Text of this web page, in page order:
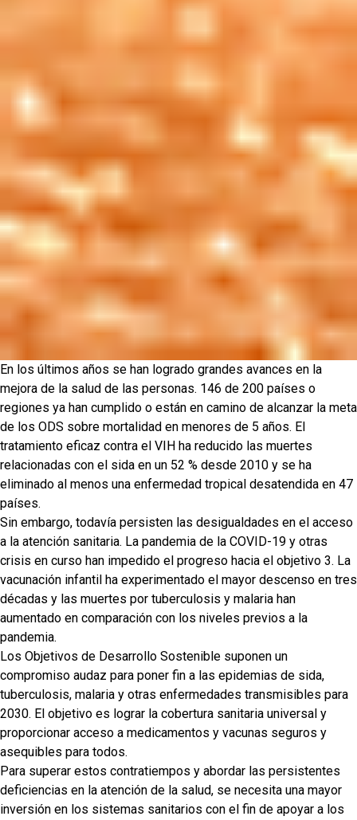
En los últimos años se han logrado grandes avances en la
mejora de la salud de las personas. 146 de 200 países o
regiones ya han cumplido o están en camino de alcanzar la meta
de los ODS sobre mortalidad en menores de 5 años. El
tratamiento eficaz contra el VIH ha reducido las muertes
relacionadas con el sida en un 52 % desde 2010 y se ha
eliminado al menos una enfermedad tropical desatendida en 47
países.
Sin embargo, todavía persisten las desigualdades en el acceso
a la atención sanitaria. La pandemia de la COVID-19 y otras
crisis en curso han impedido el progreso hacia el objetivo 3. La
vacunación infantil ha experimentado el mayor descenso en tres
décadas y las muertes por tuberculosis y malaria han
aumentado en comparación con los niveles previos a la
pandemia.
Los Objetivos de Desarrollo Sostenible suponen un
compromiso audaz para poner fin a las epidemias de sida,
tuberculosis, malaria y otras enfermedades transmisibles para
2030. El objetivo es lograr la cobertura sanitaria universal y
proporcionar acceso a medicamentos y vacunas seguros y
asequibles para todos.
Para superar estos contratiempos y abordar las persistentes
deficiencias en la atención de la salud, se necesita una mayor
inversión en los sistemas sanitarios con el fin de apoyar a los